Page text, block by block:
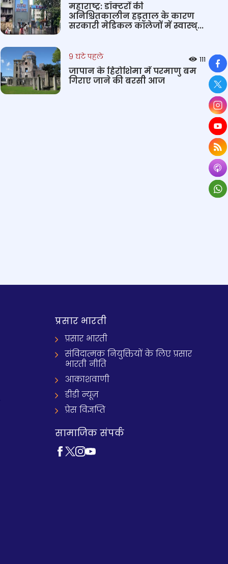
महाराष्ट्र: डॉक्टरों की
अनिश्चितकालीन हड़ताल के कारण
सरकारी मेडिकल कॉलेजों में स्वास्थ्...
9 घंटे पहले 111
जापान के हिरोशिमा में परमाणु बम
गिराए जाने की बरसी आज
प्रसार भारती
प्रसार भारती
संविदात्मक नियुक्तियों के लिए प्रसार
भारती नीति
आकाशवाणी
डीडी न्यूज़
प्रेस विज्ञप्ति
सामाजिक संपर्क